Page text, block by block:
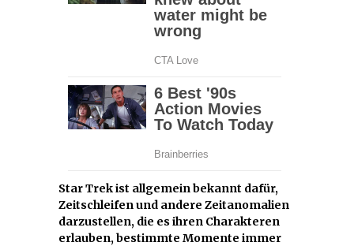
Star Trek ist allgemein bekannt dafür,
Zeitschleifen und andere Zeitanomalien
darzustellen, die es ihren Charakteren
erlauben, bestimmte Momente immer